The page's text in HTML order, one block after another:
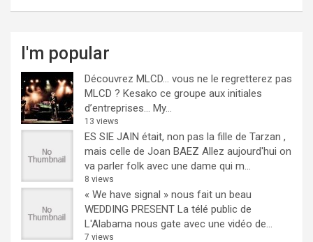
I'm popular
Découvrez MLCD… vous ne le regretterez pas
MLCD ? Kesako ce groupe aux initiales
d’entreprises… My...
13 views
ES SIE JAIN était, non pas la fille de Tarzan ,
mais celle de Joan BAEZ Allez aujourd'hui on
va parler folk avec une dame qui m...
8 views
« We have signal » nous fait un beau
WEDDING PRESENT La télé public de
L'Alabama nous gate avec une vidéo de...
7 views